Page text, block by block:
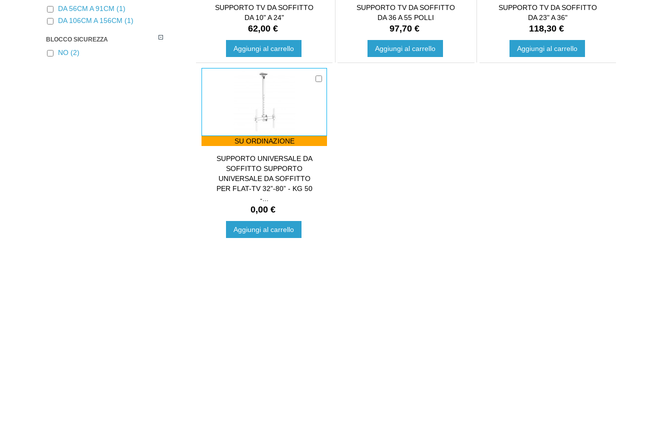
DA 56CM A 91CM (1)
DA 106CM A 156CM (1)
BLOCCO SICUREZZA
NO (2)
SUPPORTO TV DA SOFFITTO
DA 10" A 24"
62,00 €
Aggiungi al carrello
SUPPORTO TV DA SOFFITTO
DA 36 A 55 POLLI
97,70 €
Aggiungi al carrello
SUPPORTO TV DA SOFFITTO
DA 23" A 36"
118,30 €
Aggiungi al carrello
SU ORDINAZIONE
SUPPORTO UNIVERSALE DA
SOFFITTO SUPPORTO
UNIVERSALE DA SOFFITTO
PER FLAT-TV 32”-80” - KG 50
-...
0,00 €
Aggiungi al carrello